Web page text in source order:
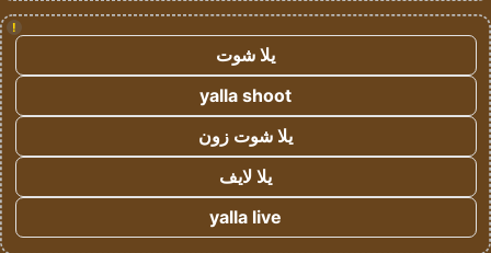
!
يلا شوت
yalla shoot
يلا شوت زون
يلا لايف
yalla live